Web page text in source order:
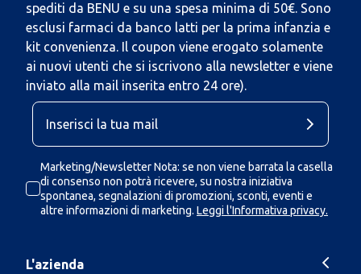
spediti da BENU e su una spesa minima di 50€. Sono
esclusi farmaci da banco latti per la prima infanzia e
kit convenienza. Il coupon viene erogato solamente
ai nuovi utenti che si iscrivono alla newsletter e viene
inviato alla mail inserita entro 24 ore).
Marketing/Newsletter Nota: se non viene barrata la casella
di consenso non potrà ricevere, su nostra iniziativa
spontanea, segnalazioni di promozioni, sconti, eventi e
altre informazioni di marketing. Leggi l'Informativa privacy.
L'azienda